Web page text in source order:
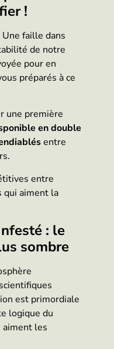
!
faille dans
de notre
pour en
préparés à ce
une première
en double
entre
entre
qui aiment la
: le
sombre
est primordiale
logique du
aiment les